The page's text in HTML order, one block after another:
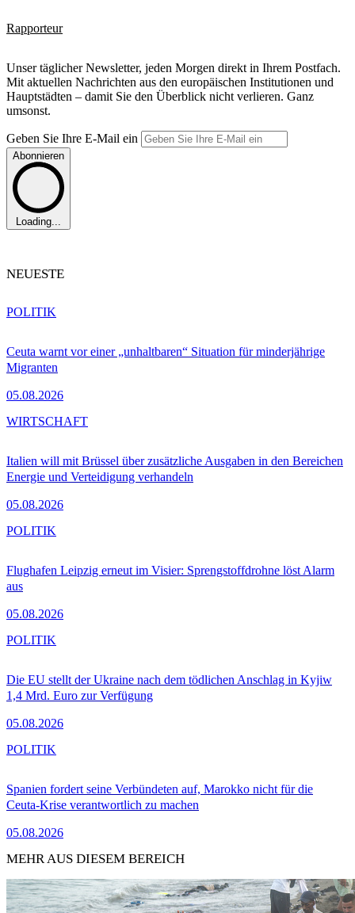
Rapporteur
Unser täglicher Newsletter, jeden Morgen direkt in Ihrem Postfach.
Mit aktuellen Nachrichten aus den europäischen Institutionen und
Hauptstädten – damit Sie den Überblick nicht verlieren. Ganz
umsonst.
Geben Sie Ihre E-Mail ein
Abonnieren
Loading...
NEUESTE
Ceuta warnt vor einer „unhaltbaren“ Situation für minderjährige
Migranten
05.08.2026
POLITIK
Italien will mit Brüssel über zusätzliche Ausgaben in den Bereichen
Energie und Verteidigung verhandeln
05.08.2026
WIRTSCHAFT
Flughafen Leipzig erneut im Visier: Sprengstoffdrohne löst Alarm
aus
05.08.2026
POLITIK
Die EU stellt der Ukraine nach dem tödlichen Anschlag in Kyjiw
1,4 Mrd. Euro zur Verfügung
05.08.2026
POLITIK
Spanien fordert seine Verbündeten auf, Marokko nicht für die
Ceuta-Krise verantwortlich zu machen
05.08.2026
POLITIK
MEHR AUS DIESEM BEREICH